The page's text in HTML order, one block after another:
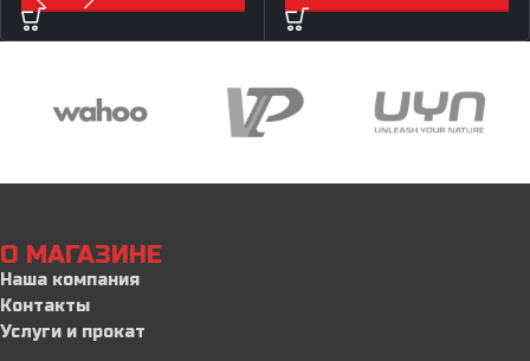
О МАГАЗИНЕ
Наша компания
Контакты
Услуги и прокат